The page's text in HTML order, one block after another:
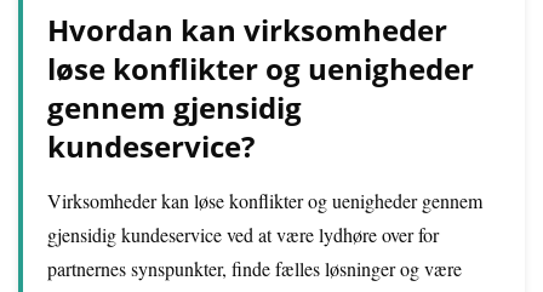
Hvordan kan virksomheder
løse konflikter og uenigheder
gennem gjensidig
kundeservice?
Virksomheder kan løse konflikter og uenigheder gennem
gjensidig kundeservice ved at være lydhøre over for
partnernes synspunkter, finde fælles løsninger og være